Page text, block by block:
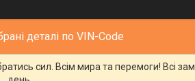
деталі по VIN-Code
сил. Всім мира та перемоги! Всі